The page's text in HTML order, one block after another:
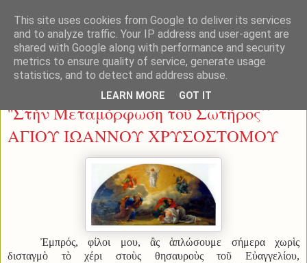
Τετάρτη 6 Αυγούστου 2014
''Στὴν Μεταμόρφωση τοῦ Σωτῆρος΄΄
ΑΓΙΟΥ ΙΩΑΝΝΟΥ ΧΡΥΣΟΣΤΟΜΟΥ
Ἐμπρός, φίλοι μου, ἂς ἁπλώσουμε σήμερα χωρὶς
δισταγμὸ τὸ χέρι στοὺς θησαυροὺς τοῦ Εὐαγγελίου,
This site uses cookies from Google to deliver its services
and to analyze traffic. Your IP address and user-agent are
shared with Google along with performance and security
metrics to ensure quality of service, generate usage
statistics, and to detect and address abuse.
LEARN MORE GOT IT